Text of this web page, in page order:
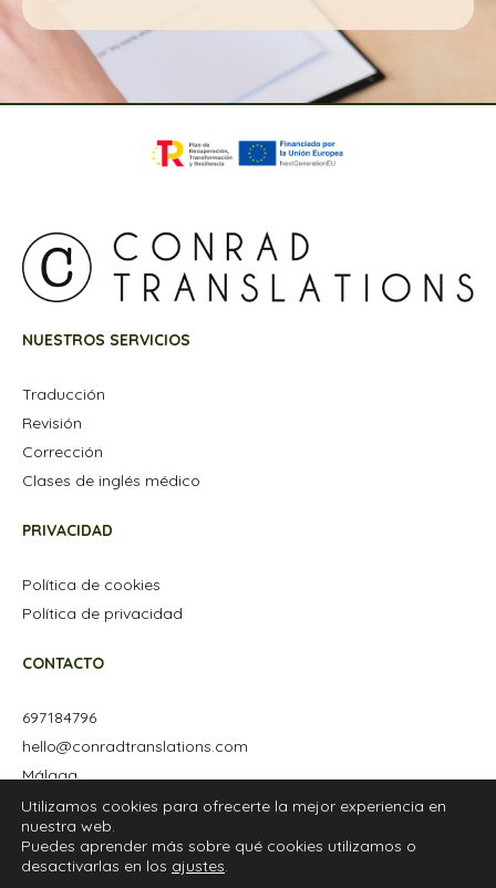
NUESTROS SERVICIOS
Traducción
Revisión
Corrección
Clases de inglés médico
PRIVACIDAD
Política de cookies
Política de privacidad
CONTACTO
697184796
hello@conradtranslations.com
Málaga
Utilizamos cookies para ofrecerte la mejor experiencia en
nuestra web.
Puedes aprender más sobre qué cookies utilizamos o
desactivarlas en los ajustes.